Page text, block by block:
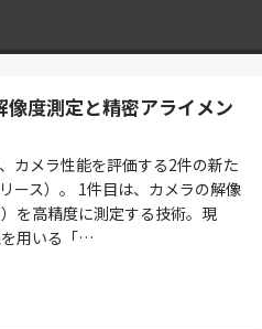
度測定と精密アライメン
カメラ性能を評価する2件の新た
ース）。 1件目は、カメラの解像
を高精度に測定する技術。現
用いる「…